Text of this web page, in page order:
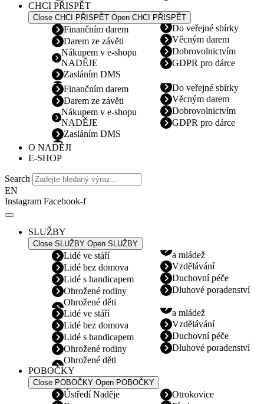
CHCI PŘISPĚT
Close CHCI PŘISPĚT Open CHCI PŘISPĚT
Finančním darem
Darem ze závěti
Nákupem v e-shopu
NADĚJE
Zasláním DMS
Do veřejné sbírky
Věcným darem
Dobrovolnictvím
GDPR pro dárce
Finančním darem
Darem ze závěti
Nákupem v e-shopu
NADĚJE
Zasláním DMS
Do veřejné sbírky
Věcným darem
Dobrovolnictvím
GDPR pro dárce
O NADĚJI
E-SHOP
Search
EN
Instagram Facebook-f
SLUŽBY
Close SLUŽBY Open SLUŽBY
Lidé ve stáří
Lidé bez domova
Lidé s handicapem
Ohrožené rodiny
Ohrožené děti
a mládež
Vzdělávání
Duchovní péče
Dluhové poradenství
Lidé ve stáří
Lidé bez domova
Lidé s handicapem
Ohrožené rodiny
Ohrožené děti
a mládež
Vzdělávání
Duchovní péče
Dluhové poradenství
POBOČKY
Close POBOČKY Open POBOČKY
Ústředí Naděje
Otrokovice